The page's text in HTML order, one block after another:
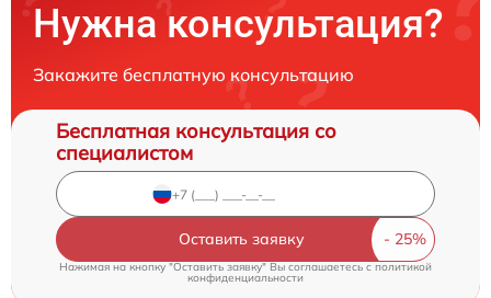
Нужна консультация?
Закажите бесплатную консультацию
Бесплатная консультация со
специалистом
Оставить заявку
Нажимая на кнопку "Оставить заявку" Вы соглашаетесь c политикой
конфиденциальности